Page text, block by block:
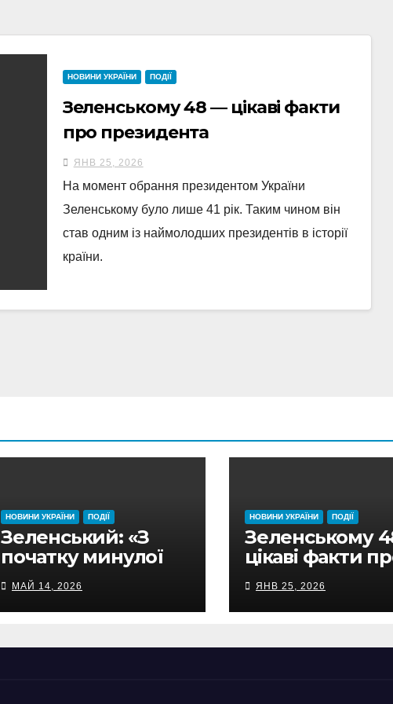
НОВИНИ УКРАЇНИ ПОДІЇ
Зеленському 48 — цікаві факти
про президента
ЯНВ 25, 2026
На момент обрання президентом України
Зеленському було лише 41 рік. Таким чином він
став одним із наймолодших президентів в історії
країни.
НОВИНИ УКРАЇНИ ПОДІЇ
Зеленський: «З
початку минулої
доби рф
застосувала понад
1560 дронів проти
МАЙ 14, 2026
НОВИНИ УКРАЇНИ ПОДІЇ
Зеленському
цікаві факти
ЯНВ 25, 2026